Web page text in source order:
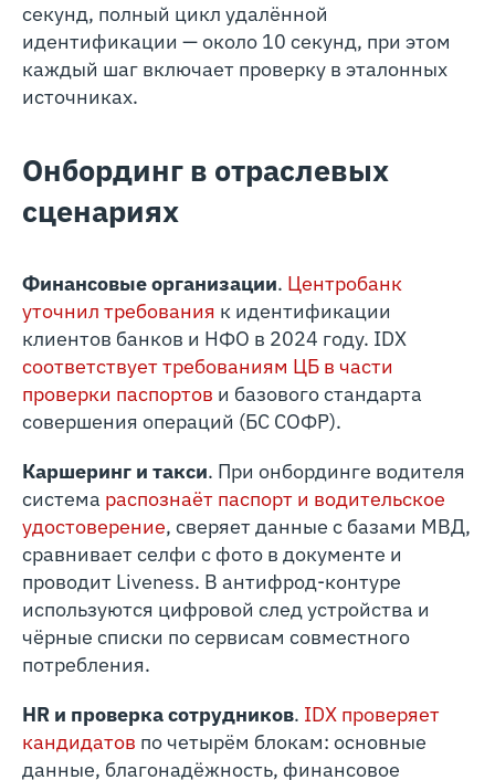
секунд, полный цикл удалённой
идентификации — около 10 секунд, при этом
каждый шаг включает проверку в эталонных
источниках.
Онбординг в отраслевых
сценариях
Финансовые организации. Центробанк
уточнил требования к идентификации
клиентов банков и НФО в 2024 году. IDX
соответствует требованиям ЦБ в части
проверки паспортов и базового стандарта
совершения операций (БС СОФР).
Каршеринг и такси. При онбординге водителя
система распознаёт паспорт и водительское
удостоверение, сверяет данные с базами МВД,
сравнивает селфи с фото в документе и
проводит Liveness. В антифрод-контуре
используются цифровой след устройства и
чёрные списки по сервисам совместного
потребления.
HR и проверка сотрудников. IDX проверяет
кандидатов по четырём блокам: основные
данные, благонадёжность, финансовое